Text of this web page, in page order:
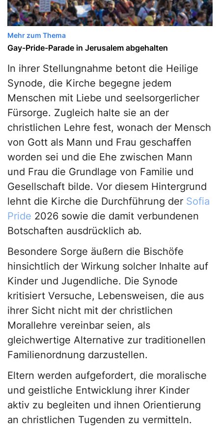
Mehr zum Thema
Gay-Pride-Parade in Jerusalem abgehalten
In ihrer Stellungnahme betont die Heilige
Synode, die Kirche begegne jedem
Menschen mit Liebe und seelsorgerlicher
Fürsorge. Zugleich halte sie an der
christlichen Lehre fest, wonach der Mensch
von Gott als Mann und Frau geschaffen
worden sei und die Ehe zwischen Mann
und Frau die Grundlage von Familie und
Gesellschaft bilde. Vor diesem Hintergrund
lehnt die Kirche die Durchführung der Sofia
Pride 2026 sowie die damit verbundenen
Botschaften ausdrücklich ab.
Besondere Sorge äußern die Bischöfe
hinsichtlich der Wirkung solcher Inhalte auf
Kinder und Jugendliche. Die Synode
kritisiert Versuche, Lebensweisen, die aus
ihrer Sicht nicht mit der christlichen
Morallehre vereinbar seien, als
gleichwertige Alternative zur traditionellen
Familienordnung darzustellen.
Eltern werden aufgefordert, die moralische
und geistliche Entwicklung ihrer Kinder
aktiv zu begleiten und ihnen Orientierung
an christlichen Tugenden zu vermitteln.